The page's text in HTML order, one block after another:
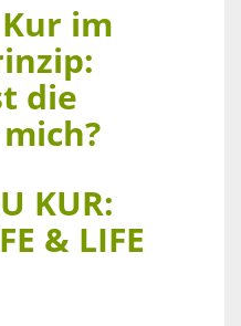
im
die
KUR:
& LIFE